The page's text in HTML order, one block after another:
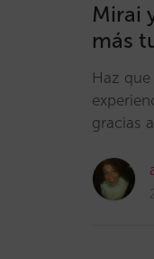
Mirai
más
Haz
gracias